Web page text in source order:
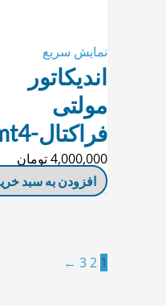
نمایش سریع
اندیکاتور
مولتی
فراکتال-mt4
4,000,000تومان
افزودن به سبد خرید
2
3
←